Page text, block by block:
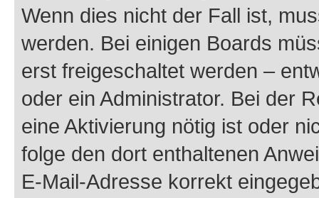
Wenn dies nicht der Fall ist,
werden. Bei einigen Boards
erst freigeschaltet werden –
oder ein Administrator. Bei der
eine Aktivierung nötig ist oder
folge den dort enthaltenen
E-Mail-Adresse korrekt